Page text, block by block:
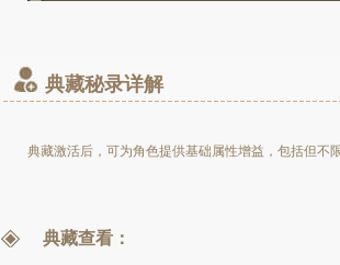
典藏秘录详解
典藏激活后，可为角色提供基础属性增益，包括但不
典藏查看：